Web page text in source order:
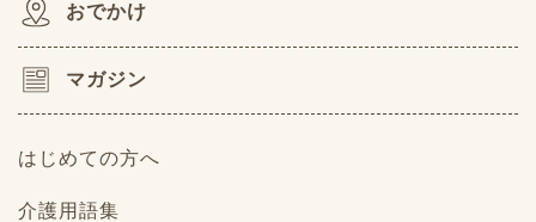
おでかけ
マガジン
はじめての方へ
介護用語集